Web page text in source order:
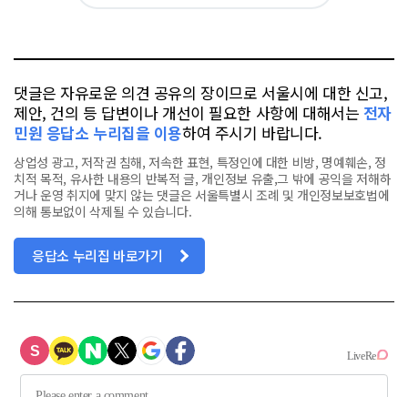
댓글은 자유로운 의견 공유의 장이므로 서울시에 대한 신고,
제안, 건의 등 답변이나 개선이 필요한 사항에 대해서는 전자
민원 응답소 누리집을 이용하여 주시기 바랍니다.
상업성 광고, 저작권 침해, 저속한 표현, 특정인에 대한 비방, 명예훼손, 정
치적 목적, 유사한 내용의 반복적 글, 개인정보 유출,그 밖에 공익을 저해하
거나 운영 취지에 맞지 않는 댓글은 서울특별시 조례 및 개인정보보호법에
의해 통보없이 삭제될 수 있습니다.
응답소 누리집 바로가기